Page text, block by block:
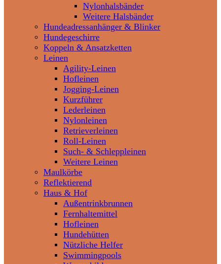
Nylonhalsbänder
Weitere Halsbänder
Hundeadressanhänger & Blinker
Hundegeschirre
Koppeln & Ansatzketten
Leinen
Agility-Leinen
Hofleinen
Jogging-Leinen
Kurzführer
Lederleinen
Nylonleinen
Retrieverleinen
Roll-Leinen
Such- & Schleppleinen
Weitere Leinen
Maulkörbe
Reflektierend
Haus & Hof
Außentrinkbrunnen
Fernhaltemittel
Hofleinen
Hundehütten
Nützliche Helfer
Swimmingpools